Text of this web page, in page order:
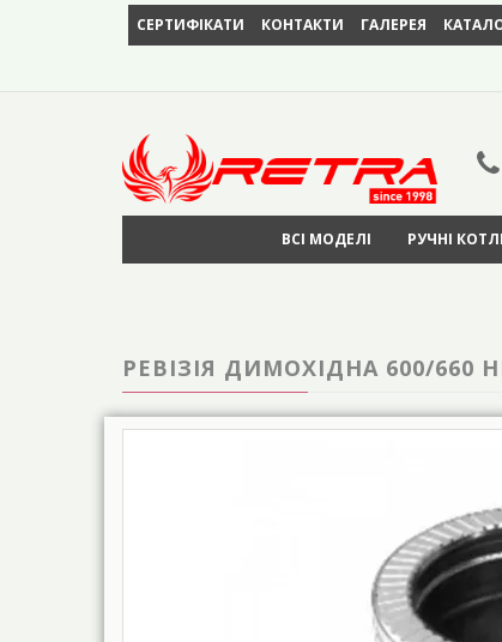
СЕРТИФІКАТИ КОНТАКТИ ГАЛЕРЕЯ
ВСІ МОДЕЛІ РУЧНІ
РЕВІЗІЯ ДИМОХІДНА 600/